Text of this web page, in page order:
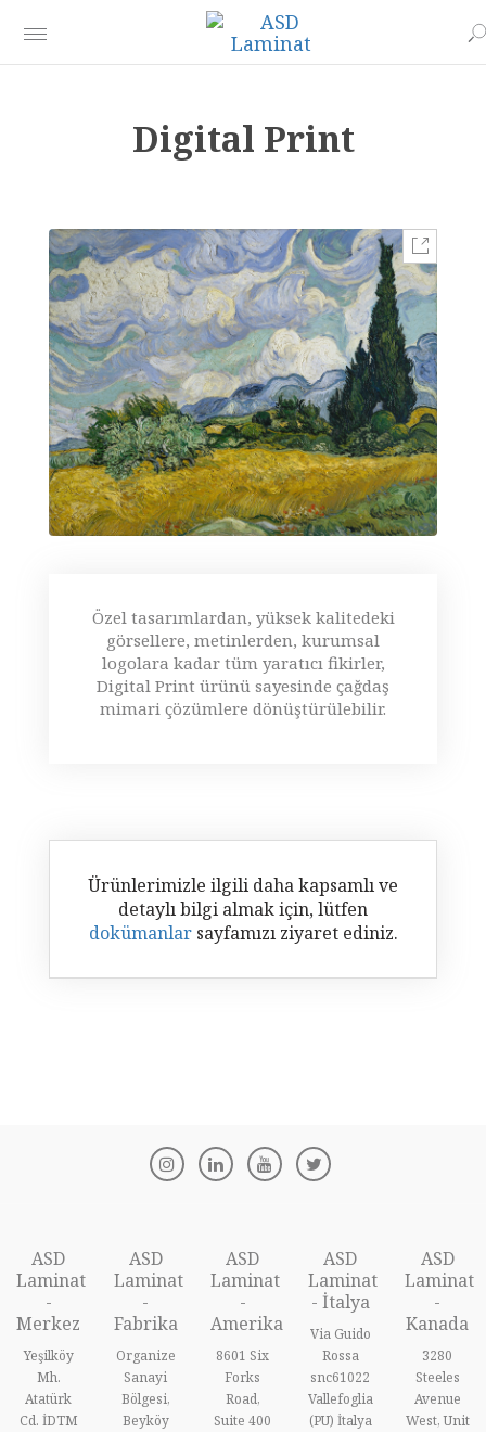
Digital Print
Özel tasarımlardan, yüksek kalitedeki
görsellere, metinlerden, kurumsal
logolara kadar tüm yaratıcı fikirler,
Digital Print ürünü sayesinde çağdaş
mimari çözümlere dönüştürülebilir.
Ürünlerimizle ilgili daha kapsamlı ve
detaylı bilgi almak için, lütfen
dokümanlarsayfamızı ziyaret ediniz.
ASD
Laminat
-
Merkez
Yeşilköy
Mh.
Atatürk
Cd. İDTM
ASD
Laminat
-
Fabrika
Organize
Sanayi
Bölgesi,
Beyköy
ASD
Laminat
-
Amerika
8601 Six
Forks
Road,
Suite 400
ASD
Laminat
- İtalya
Via Guido
Rossa
snc61022
Vallefoglia
(PU) İtalya
ASD
Laminat
-
Kanada
3280
Steeles
Avenue
West, Unit